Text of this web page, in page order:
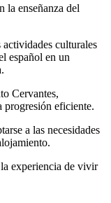
la enseñanza del
actividades culturales
español en un
Cervantes,
progresión eficiente.
a las necesidades
experiencia de vivir